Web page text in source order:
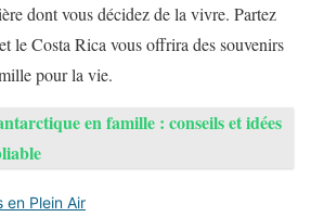
dont vous décidez de la vivre. Partez
le Costa Rica vous offrira des souvenirs
pour la vie.
en famille : conseils et idées
en Plein Air